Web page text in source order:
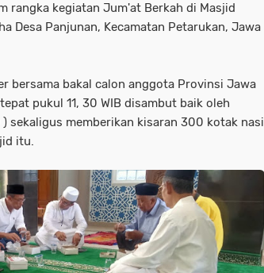
rangka kegiatan Jum'at Berkah di Masjid
Desa Panjunan, Kecamatan Petarukan, Jawa
bersama bakal calon anggota Provinsi Jawa
pukul 11, 30 WIB disambut baik oleh
sekaligus memberikan kisaran 300 kotak nasi
itu.